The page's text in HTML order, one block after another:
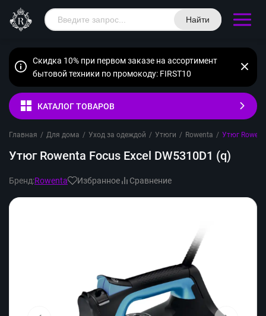
Найти
Скидка 10% при первом заказе на ассортимент
бытовой техники по промокоду: FIRST10
КАТАЛОГ ТОВАРОВ
Главная / Для дома / Уход за одеждой / Утюги / Rowenta / Утюг
Утюг Rowenta Focus Excel DW5310D1 (q)
Бренд:Rowenta Избранное Сравнение